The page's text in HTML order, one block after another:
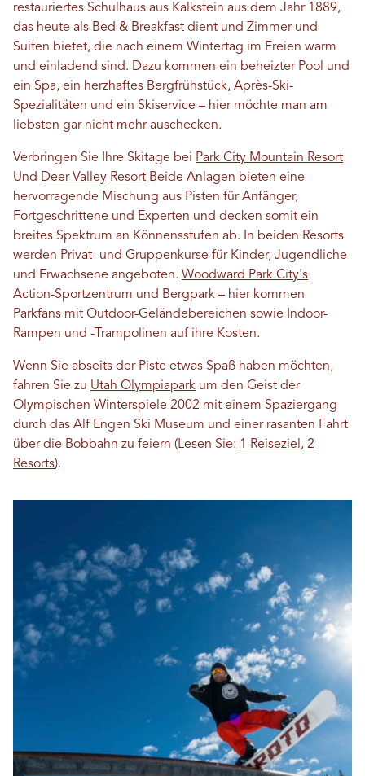
restauriertes Schulhaus aus Kalkstein aus dem Jahr 1889,
das heute als Bed & Breakfast dient und Zimmer und
Suiten bietet, die nach einem Wintertag im Freien warm
und einladend sind. Dazu kommen ein beheizter Pool und
ein Spa, ein herzhaftes Bergfrühstück, Après-Ski-
Spezialitäten und ein Skiservice – hier möchte man am
liebsten gar nicht mehr auschecken.
Verbringen Sie Ihre Skitage bei Park City Mountain Resort
Und Deer Valley Resort Beide Anlagen bieten eine
hervorragende Mischung aus Pisten für Anfänger,
Fortgeschrittene und Experten und decken somit ein
breites Spektrum an Könnensstufen ab. In beiden Resorts
werden Privat- und Gruppenkurse für Kinder, Jugendliche
und Erwachsene angeboten. Woodward Park City's
Action-Sportzentrum und Bergpark – hier kommen
Parkfans mit Outdoor-Geländebereichen sowie Indoor-
Rampen und -Trampolinen auf ihre Kosten.
Wenn Sie abseits der Piste etwas Spaß haben möchten,
fahren Sie zu Utah Olympiapark um den Geist der
Olympischen Winterspiele 2002 mit einem Spaziergang
durch das Alf Engen Ski Museum und einer rasanten Fahrt
über die Bobbahn zu feiern (Lesen Sie: 1 Reiseziel, 2
Resorts).